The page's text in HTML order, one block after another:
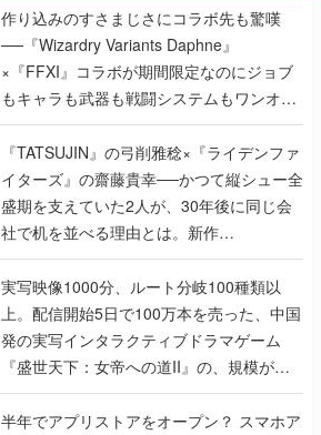
作り込みのすさまじさにコラボ先も驚嘆
──『Wizardry Variants Daphne』
×『FFXI』コラボが期間限定なのにジョブ
もキャラも武器も戦闘システムもワンオフ
で作り込まれた理由を両ディレクターに聞
く
『TATSUJIN』の弓削雅稔×『ライデンファ
イターズ』の齋藤貴幸──かつて縦シュー全
盛期を支えていた2人が、30年後に同じ会
社で机を並べる理由とは。新作
『TATSUJIN EXTREME』で初タッグを組
んだレジェンド2人に訊く開発秘話
実写映像1000分、ルート分岐100種類以
上。配信開始5日で100万本を売った、中国
発の実写インタラクティブドラマゲーム
『盛世天下：女帝への道II』の、規模が違
うこだわりをプロデューサーに聞いた
半年でアプリストアをオープン？ スマホア